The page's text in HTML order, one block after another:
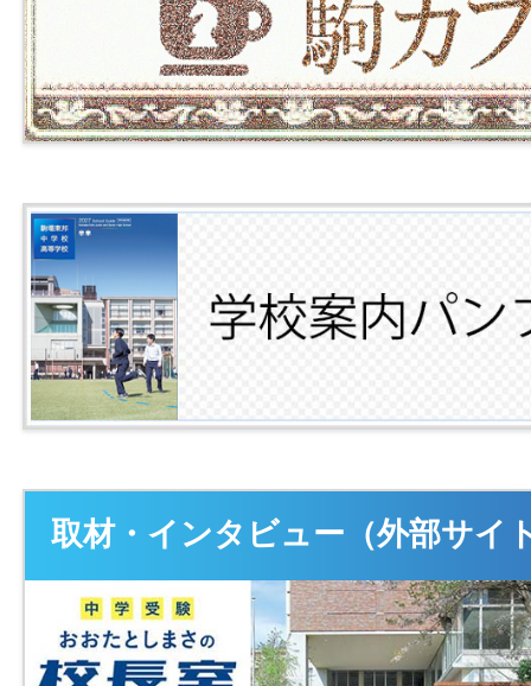
取材・インタビュー（外部サイ